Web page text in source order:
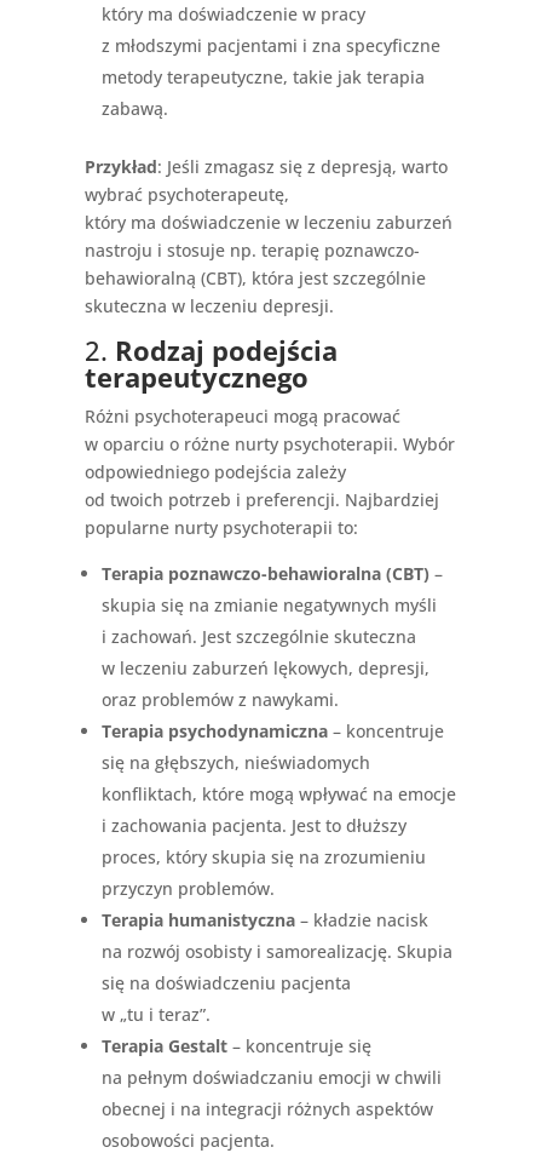
który ma doświadczenie w pracy
z młodszymi pacjentami i zna specyficzne
metody terapeutyczne, takie jak terapia
zabawą.
Przykład: Jeśli zmagasz się z depresją, warto
wybrać psychoterapeutę,
który ma doświadczenie w leczeniu zaburzeń
nastroju i stosuje np. terapię poznawczo-
behawioralną (CBT), która jest szczególnie
skuteczna w leczeniu depresji.
2. Rodzaj podejścia
terapeutycznego
Różni psychoterapeuci mogą pracować
w oparciu o różne nurty psychoterapii. Wybór
odpowiedniego podejścia zależy
od twoich potrzeb i preferencji. Najbardziej
popularne nurty psychoterapii to:
Terapia poznawczo-behawioralna (CBT) –
skupia się na zmianie negatywnych myśli
i zachowań. Jest szczególnie skuteczna
w leczeniu zaburzeń lękowych, depresji,
oraz problemów z nawykami.
Terapia psychodynamiczna– koncentruje
się na głębszych, nieświadomych
konfliktach, które mogą wpływać na emocje
i zachowania pacjenta. Jest to dłuższy
proces, który skupia się na zrozumieniu
przyczyn problemów.
Terapia humanistyczna– kładzie nacisk
na rozwój osobisty i samorealizację. Skupia
się na doświadczeniu pacjenta
w „tu i teraz”.
Terapia Gestalt– koncentruje się
na pełnym doświadczaniu emocji w chwili
obecnej i na integracji różnych aspektów
osobowości pacjenta.